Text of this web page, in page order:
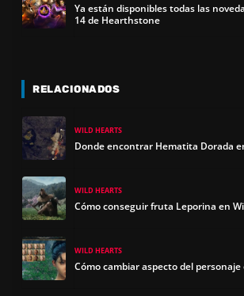
Ya están disponibles todas las
14 de Hearthstone
RELACIONADOS
WILD HEARTS
Donde encontrar Hematita Dorada
WILD HEARTS
Cómo conseguir fruta Leporina en
WILD HEARTS
Cómo cambiar aspecto del